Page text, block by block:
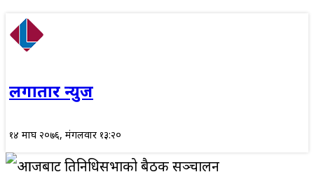
लगातार न्युज
१४ माघ २०७६, मंगलवार १३:२०